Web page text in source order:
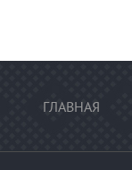
ГЛАВНАЯ